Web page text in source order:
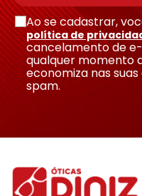
Enviar avaliação
Ao se cadastrar,
política de
cancelamento de
qualquer momento
economiza nas
spam.